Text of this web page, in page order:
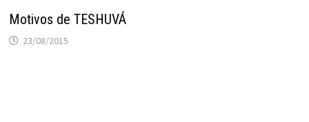
Motivos de TESHUVÁ
23/08/2015